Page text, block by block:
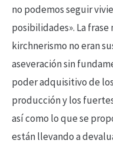
no podemos seguir
posibilidades». La frase
kirchnerismo no eran
aseveración sin
poder adquisitivo de
producción y los
así como lo que se
están llevando a